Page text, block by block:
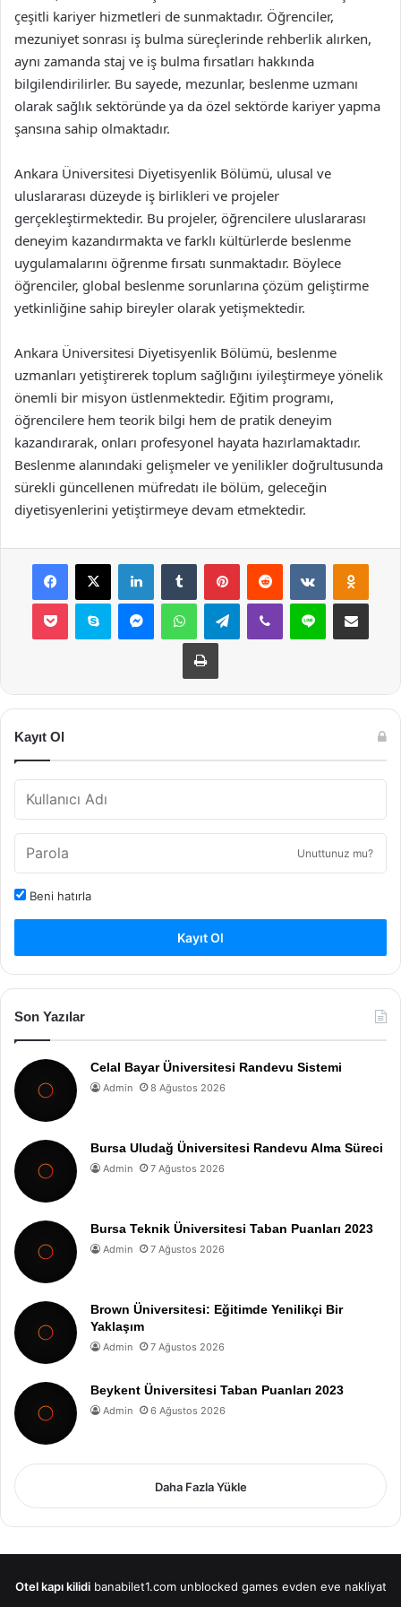
çeşitli kariyer hizmetleri de sunmaktadır. Öğrenciler,
mezuniyet sonrası iş bulma süreçlerinde rehberlik alırken,
aynı zamanda staj ve iş bulma fırsatları hakkında
bilgilendirilirler. Bu sayede, mezunlar, beslenme uzmanı
olarak sağlık sektöründe ya da özel sektörde kariyer yapma
şansına sahip olmaktadır.
Ankara Üniversitesi Diyetisyenlik Bölümü, ulusal ve
uluslararası düzeyde iş birlikleri ve projeler
gerçekleştirmektedir. Bu projeler, öğrencilere uluslararası
deneyim kazandırmakta ve farklı kültürlerde beslenme
uygulamalarını öğrenme fırsatı sunmaktadır. Böylece
öğrenciler, global beslenme sorunlarına çözüm geliştirme
yetkinliğine sahip bireyler olarak yetişmektedir.
Ankara Üniversitesi Diyetisyenlik Bölümü, beslenme
uzmanları yetiştirerek toplum sağlığını iyileştirmeye yönelik
önemli bir misyon üstlenmektedir. Eğitim programı,
öğrencilere hem teorik bilgi hem de pratik deneyim
kazandırarak, onları profesyonel hayata hazırlamaktadır.
Beslenme alanındaki gelişmeler ve yenilikler doğrultusunda
sürekli güncellenen müfredatı ile bölüm, geleceğin
diyetisyenlerini yetiştirmeye devam etmektedir.
Facebook
X LinkedInTumblr PinterestReddit VKontakte
Pocket Skype MessengerWhatsAppTelegramViber Line E-Posta ile
Yazdır
Kayıt Ol
Unuttunuz mu?
Beni hatırla
Kayıt Ol
Son Yazılar
Celal Bayar Üniversitesi Randevu Sistemi
Admin 8 Ağustos 2026
Bursa Uludağ Üniversitesi Randevu Alma Süreci
Admin 7 Ağustos 2026
Bursa Teknik Üniversitesi Taban Puanları 2023
Admin 7 Ağustos 2026
Brown Üniversitesi: Eğitimde Yenilikçi Bir
Yaklaşım
Admin 7 Ağustos 2026
Beykent Üniversitesi Taban Puanları 2023
Admin 6 Ağustos 2026
Daha Fazla Yükle
Otel kapı kilidi banabilet1.com unblocked games evden eve nakliyat